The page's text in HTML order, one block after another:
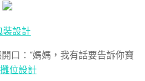
裝設計
口：“媽媽，我有話要告訴你寶
攤位設計